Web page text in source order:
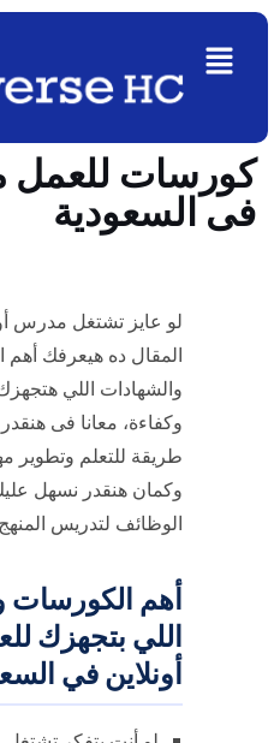
Skip
content
Menu
كورسات للعمل
فى السعودية
لو عايز تشتغل مدرس
المقال ده هيعرفك
والشهادات اللي
وكفاءة، معانا فى
طريقة للتعلم وتطوير
وكمان هنقدر نسهل
الوظائف لتدريس
أهم الكورسات
اللي بتجهزك
أونلاين في